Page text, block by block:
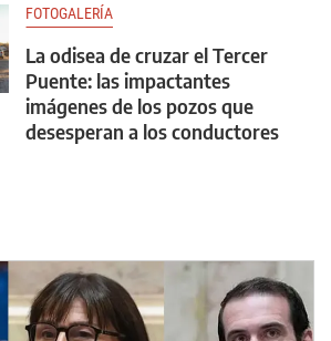
FOTOGALERÍA
La odisea de cruzar el Tercer
Puente: las impactantes
imágenes de los pozos que
desesperan a los conductores